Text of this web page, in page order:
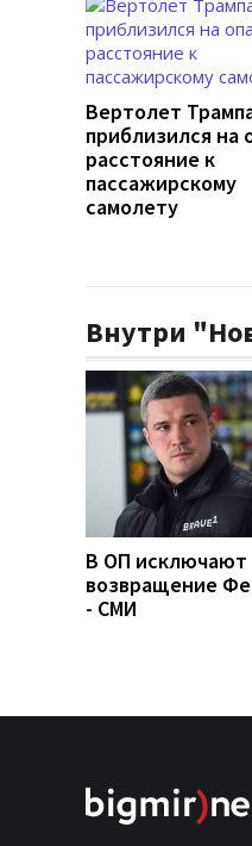
Вертолет
приблизился на
расстояние к
пассажирскому
самолету
Внутри
В ОП исключают
возвращение
- СМИ